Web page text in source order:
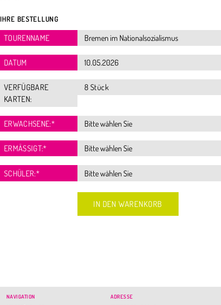
IHRE BESTELLUNG
TOURENNAME
DATUM
VERFÜGBARE
KARTEN:
8 Stück
ERWACHSENE:*
ERMÄSSIGT:*
SCHÜLER:*
NAVIGATION
ADRESSE